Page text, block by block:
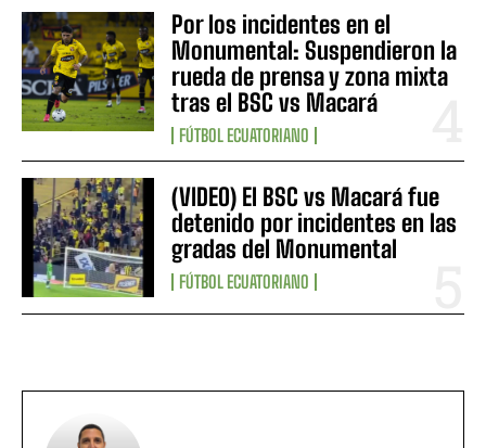
Por los incidentes en el
Monumental: Suspendieron la
rueda de prensa y zona mixta
tras el BSC vs Macará
FÚTBOL ECUATORIANO
(VIDEO) El BSC vs Macará fue
detenido por incidentes en las
gradas del Monumental
FÚTBOL ECUATORIANO